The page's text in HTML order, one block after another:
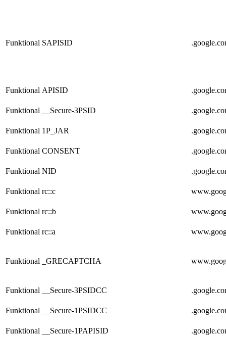
Funktional SAPISID
Funktional APISID
Funktional __Secure-3PSID
Funktional 1P_JAR
Funktional CONSENT
Funktional NID
Funktional rc::c
Funktional rc::b
Funktional rc::a
Funktional _GRECAPTCHA
Funktional __Secure-3PSIDCC
Funktional __Secure-1PSIDCC
Funktional __Secure-1PAPISID